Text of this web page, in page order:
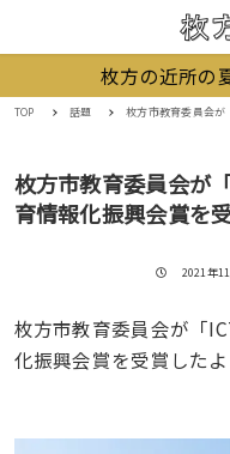
枚方の近所の
TOP 話題 枚方市教育委員会が「ICT
枚方市教育委員会が
育情報化振興会賞を
投稿日
2021年
枚方市教育委員会が「
化振興会賞を受賞したよ